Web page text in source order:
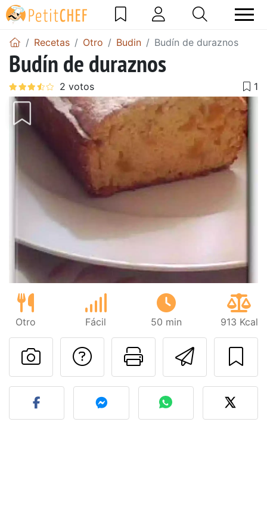
Recetas Otro Budin Budín de duraznos
Budín de duraznos
Otro Fácil 50 min 913 Kcal
Imprimir
Preguntar al autor
Publicar la foto de esta